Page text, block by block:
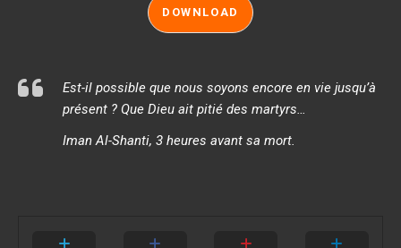
DOWNLOAD
Est-il possible que nous soyons encore en vie jusqu’à
présent ? Que Dieu ait pitié des martyrs…
Iman Al-Shanti, 3 heures avant sa mort.